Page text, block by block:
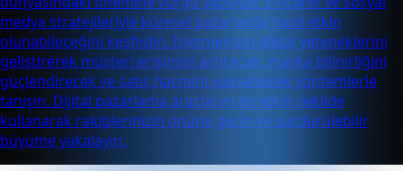
medya stratejileriyle küresel pazarlarda nasıl etkin
olunabileceğini keşfedin. İşletmenizin dijital yeteneklerini
geliştirerek müşteri erişimini artıracak, marka bilinirliğini
güçlendirecek ve satış hacmini yükseltecek yöntemlerle
tanışın. Dijital pazarlama araçlarını en etkin şekilde
kullanarak rakiplerinizin önüne geçin ve sürdürülebilir
büyüme yakalayın.